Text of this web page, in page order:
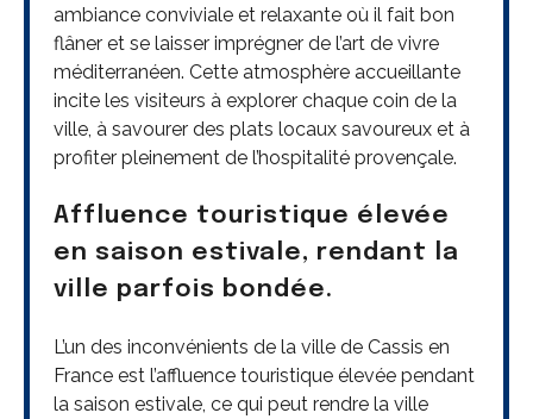
ambiance conviviale et relaxante où il fait bon
flâner et se laisser imprégner de l’art de vivre
méditerranéen. Cette atmosphère accueillante
incite les visiteurs à explorer chaque coin de la
ville, à savourer des plats locaux savoureux et à
profiter pleinement de l’hospitalité provençale.
Affluence touristique élevée
en saison estivale, rendant la
ville parfois bondée.
L’un des inconvénients de la ville de Cassis en
France est l’affluence touristique élevée pendant
la saison estivale, ce qui peut rendre la ville